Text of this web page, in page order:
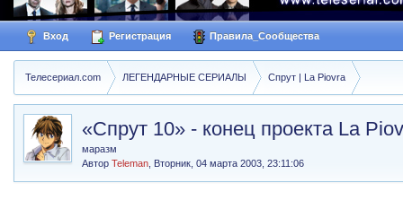
Вход Регистрация Правила_Сообщества
Телесериал.com ЛЕГЕНДАРНЫЕ СЕРИАЛЫ Спрут | La Piovra
«Спрут 10» - конец проекта La
маразм
АвторTeleman Вторник, 04 марта 2003, 23:11:06